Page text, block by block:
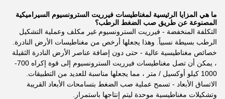
ما هي المزايا الرئيسية لمغناطيسات فيرريت السترونسيوم السيراميكية
المصنوعة عن طريق صب الضغط الرطب؟
التكلفة المنخفضة - فيرريت السترونسيوم غير مكلف وعملية التشكيل
الرطب بسيطة نسبياً. وهذا يجعلها أرخص من مغناطيسات الأرض النادرة.
خصائص مغناطيسية عالية - حتى دون إضافة عناصر الأرض النادرة الثقيلة
، يمكن أن تصل مغناطيسات فيرريت السترونسيوم إلى قوة إكراه 700-
1000 كيلو أوكسيل / متر ، مما يجعلها مناسبة للعديد من التطبيقات.
الاتساق الأبعاد - تسمح عملية صب الضغط بتسامحات الأبعاد القريبة
وتشكيلات مغناطيسية موحدة ليتم إنتاجها باستمرار.